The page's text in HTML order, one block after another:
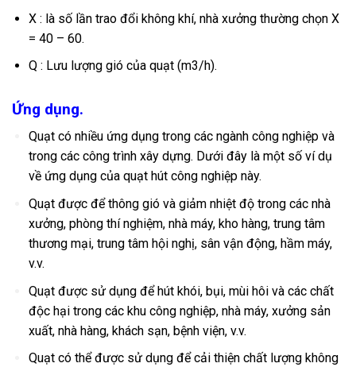
X : là số lần trao đổi không khí, nhà xưởng thường chọn X
= 40 – 60.
Q : Lưu lượng gió của quạt (m3/h).
Ứng dụng.
Quạt có nhiều ứng dụng trong các ngành công nghiệp và
trong các công trình xây dựng. Dưới đây là một số ví dụ
về ứng dụng của quạt hút công nghiệp này.
Quạt được để thông gió và giảm nhiệt độ trong các nhà
xưởng, phòng thí nghiệm, nhà máy, kho hàng, trung tâm
thương mại, trung tâm hội nghị, sân vận động, hầm máy,
v.v.
Quạt được sử dụng để hút khói, bụi, mùi hôi và các chất
độc hại trong các khu công nghiệp, nhà máy, xưởng sản
xuất, nhà hàng, khách sạn, bệnh viện, v.v.
Quạt có thể được sử dụng để cải thiện chất lượng không